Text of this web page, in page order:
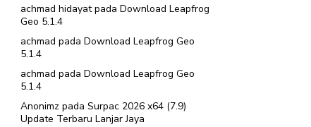
achmad hidayatpada Download Leapfrog
Geo 5.1.4
achmad pada Download Leapfrog Geo
5.1.4
achmad pada Download Leapfrog Geo
5.1.4
Anonimz pada Surpac 2026 x64 (7.9)
Update Terbaru Lanjar Jaya